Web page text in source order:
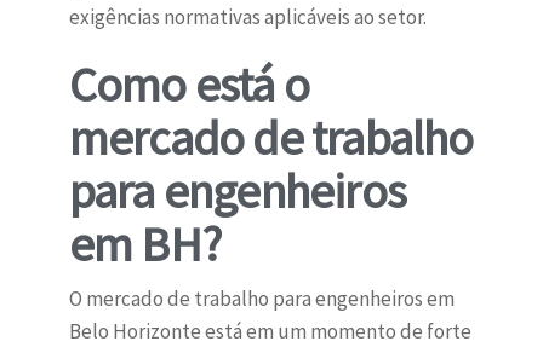
exigências normativas aplicáveis ao setor.
Como está o
mercado de trabalho
para engenheiros
em BH?
O mercado de trabalho para engenheiros em
Belo Horizonte está em um momento de forte